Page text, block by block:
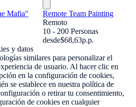
Mafia"
Remote Team Painting
Remoto
10 - 200 Personas
desde$68,63p.p.
y datos
similares para personalizar el
de usuario. Al hacer clic en
en la configuración de cookies,
se establece en nuestra política de
o retirar tu consentimiento,
de cookies en cualquier